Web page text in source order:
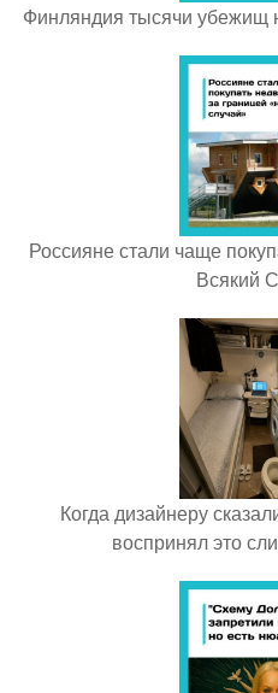
Финляндия тысячи убежищ
Россияне стали чаще
Всякий
Когда дизайнеру
воспринял это